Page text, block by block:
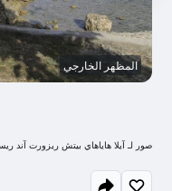
المظهر الخارجي
صور لـ آيلا هاياهاي بيتش ريزورت آند